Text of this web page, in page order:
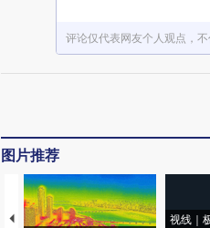
评论仅代表网友个人观点，
图片推荐
视线｜